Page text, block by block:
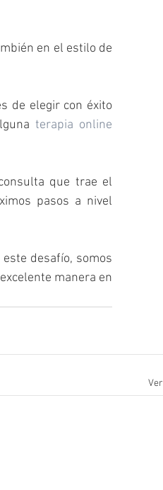
en el estilo de
de elegir con éxito
terapia online
que trae el
pasos a nivel
desafío, somos
manera en